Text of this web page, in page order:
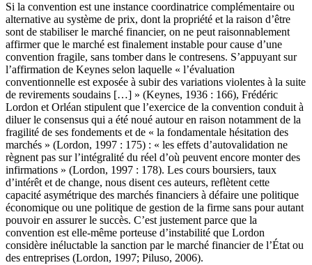
Si la convention est une instance coordinatrice complémentaire ou
alternative au système de prix, dont la propriété et la raison d’être
sont de stabiliser le marché financier, on ne peut raisonnablement
affirmer que le marché est finalement instable pour cause d’une
convention fragile, sans tomber dans le contresens. S’appuyant sur
l’affirmation de Keynes selon laquelle « l’évaluation
conventionnelle est exposée à subir des variations violentes à la suite
de revirements soudains […] » (Keynes, 1936 : 166), Frédéric
Lordon et Orléan stipulent que l’exercice de la convention conduit à
diluer le consensus qui a été noué autour en raison notamment de la
fragilité de ses fondements et de « la fondamentale hésitation des
marchés » (Lordon, 1997 : 175) : « les effets d’autovalidation ne
règnent pas sur l’intégralité du réel d’où peuvent encore monter des
infirmations » (Lordon, 1997 : 178). Les cours boursiers, taux
d’intérêt et de change, nous disent ces auteurs, reflètent cette
capacité asymétrique des marchés financiers à défaire une politique
économique ou une politique de gestion de la firme sans pour autant
pouvoir en assurer le succès. C’est justement parce que la
convention est elle-même porteuse d’instabilité que Lordon
considère inéluctable la sanction par le marché financier de l’État ou
des entreprises (Lordon, 1997; Piluso, 2006).